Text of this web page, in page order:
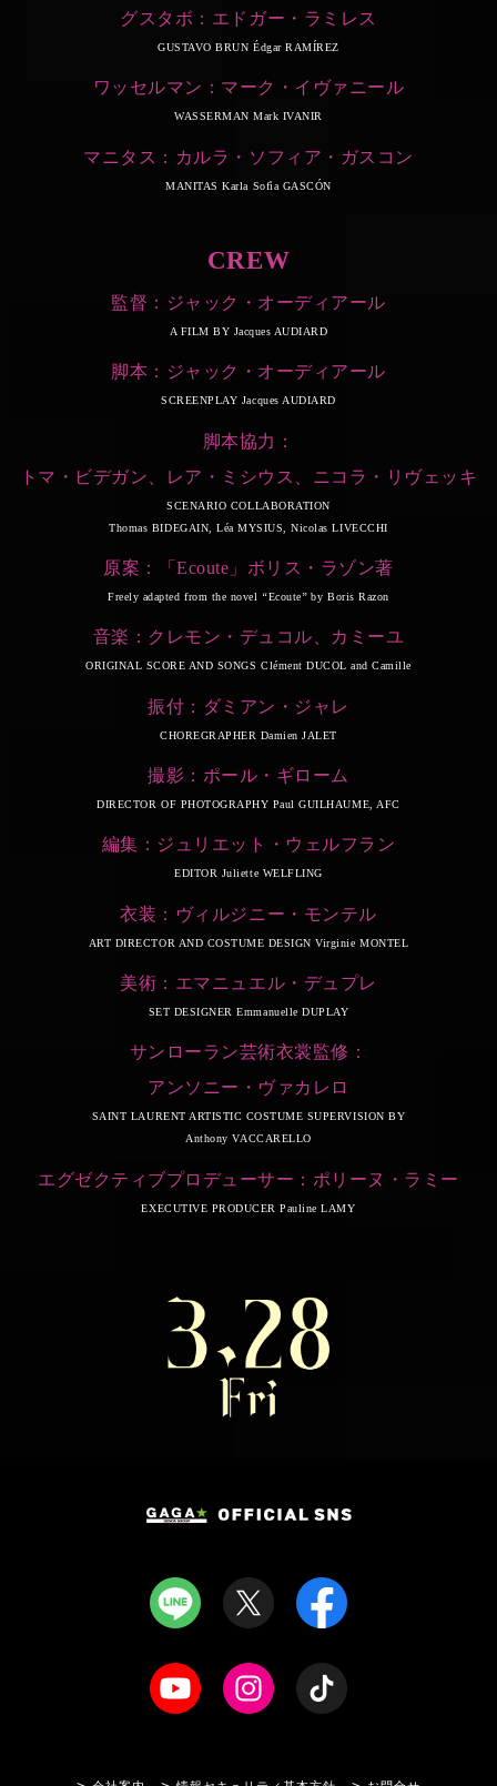
グスタボ：エドガー・ラミレス
GUSTAVO BRUN Édgar RAMÍREZ
ワッセルマン：マーク・イヴァニール
WASSERMAN Mark IVANIR
マニタス：カルラ・ソフィア・ガスコン
MANITAS Karla Sofìa GASCÓN
CREW
監督：ジャック・オーディアール
A FILM BY Jacques AUDIARD
脚本：ジャック・オーディアール
SCREENPLAY Jacques AUDIARD
脚本協力：
トマ・ビデガン、レア・ミシウス、ニコラ・リヴェッキ
SCENARIO COLLABORATION
Thomas BIDEGAIN, Léa MYSIUS, Nicolas LIVECCHI
原案：「Ecoute」ボリス・ラゾン著
Freely adapted from the novel ‘‘Ecoute’’ by Boris Razon
音楽：クレモン・デュコル、カミーユ
ORIGINAL SCORE AND SONGS Clément DUCOL and Camille
振付：ダミアン・ジャレ
CHOREGRAPHER Damien JALET
撮影：ポール・ギローム
DIRECTOR OF PHOTOGRAPHY Paul GUILHAUME, AFC
編集：ジュリエット・ウェルフラン
EDITOR Juliette WELFLING
衣装：ヴィルジニー・モンテル
ART DIRECTOR AND COSTUME DESIGN Virginie MONTEL
美術：エマニュエル・デュプレ
SET DESIGNER Emmanuelle DUPLAY
サンローラン芸術衣裳監修：
アンソニー・ヴァカレロ
SAINT LAURENT ARTISTIC COSTUME SUPERVISION BY
Anthony VACCARELLO
エグゼクティブプロデューサー：ポリーヌ・ラミー
EXECUTIVE PRODUCER Pauline LAMY